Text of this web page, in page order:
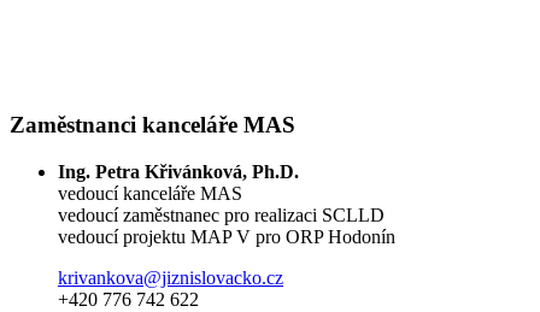
Zaměstnanci kanceláře MAS
Ing. Petra Křivánková, Ph.D.
vedoucí kanceláře MAS
vedoucí zaměstnanec pro realizaci SCLLD
vedoucí projektu MAP V pro ORP Hodonín
krivankova@jiznislovacko.cz
+420 776 742 622